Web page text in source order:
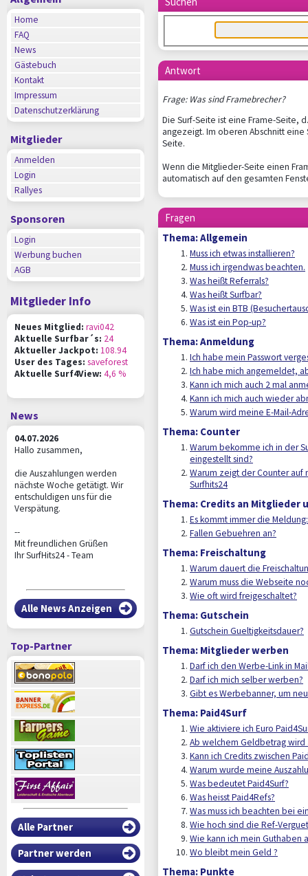
Home
FAQ
News
Gästebuch
Kontakt
Impressum
Datenschutzerklärung
Mitglieder
Anmelden
Login
Rallyes
Sponsoren
Login
Werbung buchen
AGB
Mitglieder Info
Neues Mitglied: ravi042
Aktuelle Surfbar´s: 24
Aktueller Jackpot: 108.94
User des Tages: saveforest
Aktuelle Surf4View: 4,6 %
News
04.07.2026
Hallo zusammen,
die Auszahlungen werden
nächste Woche getätigt. Wir
entschuldigen uns für die
Verspätung.
--
Mit freundlichen Grüßen
Ihr SurfHits24 - Team
Alle News Anzeigen
Top-Partner
Alle Partner
Partner werden
Antwort
Frage: Was sind Framebrecher?
Die Surf-Seite ist eine Frame-Seite,
angezeigt. Im oberen Abschnitt
Seite.
Wenn die Mitglieder-Seite einen
automatisch auf den gesamten
Fragen
Thema: Allgemein
Muss ich etwas installieren?
Muss ich irgendwas beachten.
Was heißt Referrals?
Was heißt Surfbar?
Was ist ein BTB
Was ist ein Pop-up?
Thema: Anmeldung
Ich habe mein Passwort
Ich habe mich angemeldet,
Kann ich mich auch 2 mal
Kann ich mich auch wieder
Warum wird meine E-Mail-
Thema: Counter
Warum bekomme ich in der
eingestellt sind?
Warum zeigt der Counter auf
Surfhits24
Thema: Credits an Mitglieder
Es kommt immer die
Fallen Gebuehren an?
Thema: Freischaltung
Warum dauert die
Warum muss die Webseite
Wie oft wird freigeschaltet?
Thema: Gutschein
Gutschein Gueltigkeitsdauer?
Thema: Mitglieder werben
Darf ich den Werbe-Link in
Darf ich mich selber werben?
Gibt es Werbebanner, um
Thema: Paid4Surf
Wie aktiviere ich Euro
Ab welchem Geldbetrag wird
Kann ich Credits zwischen
Warum wurde meine
Was bedeutet Paid4Surf?
Was heisst Paid4Refs?
Was muss ich beachten bei
Wie hoch sind die Ref-
Wie kann ich mein Guthaben
Wo bleibt mein Geld ?
Thema: Punkte